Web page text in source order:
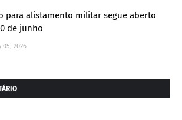
para alistamento militar segue aberto
de junho
05, 2026